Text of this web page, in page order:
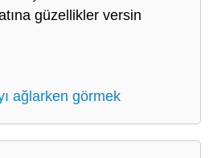
güzellikler versin
ağlarken görmek